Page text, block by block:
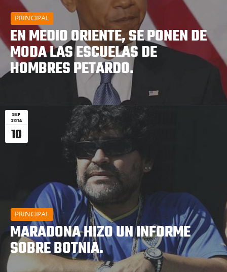
PRINCIPAL
EN MEDIO ORIENTE, SE PONEN DE
MODA LAS ESCUELAS DE
HOMBRES PETARDO.
SEP
2014
10
PRINCIPAL
MARADONA HIZO UN INFORME
SOBRE BOTNIA.